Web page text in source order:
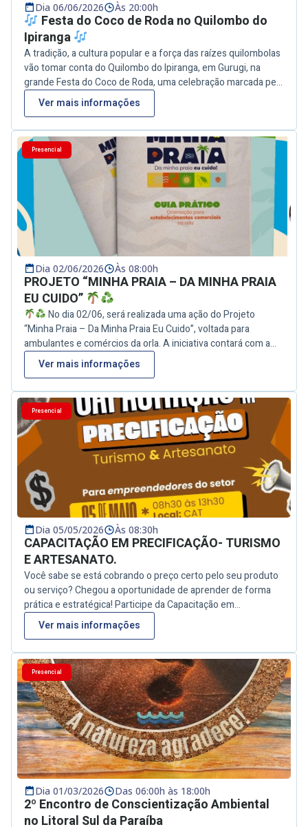
Dia 06/06/2026 Às 20:00h
Festa do Coco de Roda no Quilombo do
Ipiranga
A tradição, a cultura popular e a força das raízes quilombolas
vão tomar conta do Quilombo do Ipiranga, em Gurugi, na
grande Festa do Coco de Roda, uma celebração marcada pela
música, dança e valorização da cultura nordestina. O evento
acontecerá no dia 06 de junho de 2026, às 20h, no Pavilhão
e mestres da cultura popular, entre eles Mestre Zeca do
Rolete (Janga/PE), Vó Mera e suas Netinhas, Coco de Roda
Novo Quilombo e o Cavalo Marinho Raiz Cultural do Mestre
Zequinha, com Mestre Nandinho e Brincantes, de Bayeux/PB.
Será uma noite especial de encontro, resistência cultural e
celebração das tradições que mantêm viva a identidade do
povo nordestino. Uma oportunidade para prestigiar artistas,
mestres e comunidades que dedicam suas vidas à
preservação do patrimônio cultural popular.
Data:
06/06/2026
Horário: 20h
Local: Pavilhão do Coco –
Casa da Mestra Ana Quilombo do Ipiranga (Gurugi) Cultura
que resiste, encanta e une gerações. Viva o Coco de Roda!
Ver mais informações
Presencial
Dia 02/06/2026 Às 08:00h
PROJETO “MINHA PRAIA – DA MINHA PRAIA
EU CUIDO”
No dia 02/06, será realizada uma ação do Projeto
“Minha Praia – Da Minha Praia Eu Cuido”, voltada para
ambulantes e comércios da orla. A iniciativa contará com a
entrega de kits contendo cestos de lixo, bituqueiras e guia
prático de orientação, incentivando ações de
preservação das praias. A ação reforça o compromisso com a
limpeza, sustentabilidade e cuidado com o litoral,
contribuindo para uma experiência mais acolhedora para
moradores e visitantes.
Ver mais informações
Presencial
Dia 05/05/2026 Às 08:30h
CAPACITAÇÃO EM PRECIFICAÇÃO- TURISMO
E ARTESANATO.
Você sabe se está cobrando o preço certo pelo seu produto
ou serviço? Chegou a oportunidade de aprender de forma
prática e estratégica! Participe da Capacitação em
Precificação voltada para empreendedores do turismo e do
artesanato e descubra como calcular seus custos
e competitivos.
Aprenda a precificar com segurança e
aumentar seus resultados
Data: 06 de maio
Horário:
08h30 às 13h30
Público: Empreendedores do turismo e
artesanato
As inscrições serão realizadas por meio de
formulário. Acesso o instagram da prefeitura de Conde e na
bio vai estar o link disponível! Garanta sua vaga e dê um
passo importante para o crescimento do seu negócio!
https://docs.google.com/forms/d/e/
5CceNRrev2Y9tKDLw/viewform?usp=publish-editor
Ver mais informações
Presencial
Dia 01/03/2026 Das 06:00h às 18:00h
2º Encontro de Conscientização Ambiental
no Litoral Sul da Paraíba